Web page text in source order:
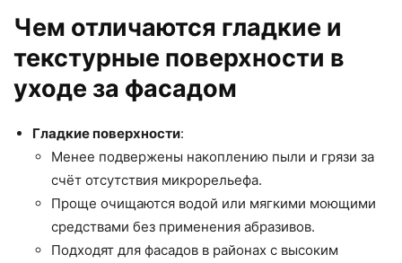
Чем отличаются гладкие и
текстурные поверхности в
уходе за фасадом
Гладкие поверхности:
Менее подвержены накоплению пыли и грязи за
счёт отсутствия микрорельефа.
Проще очищаются водой или мягкими моющими
средствами без применения абразивов.
Подходят для фасадов в районах с высоким